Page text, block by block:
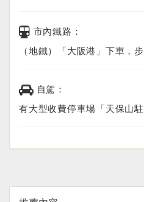
市內鐵路：
（地鐵）「大阪港」下車，
自駕：
有大型收費停車場「天保山駐